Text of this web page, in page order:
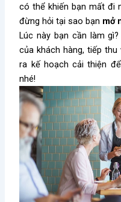
có thể khiến bạn mất đi
đừng hỏi tại sao bạn mở
Lúc này bạn cần làm
của khách hàng, tiếp
ra kế hoạch cải thiện
nhé!